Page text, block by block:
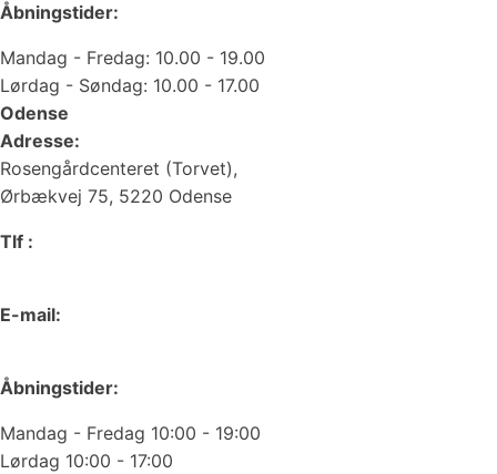
Åbningstider:
Mandag - Fredag: 10.00 - 19.00
Lørdag - Søndag: 10.00 - 17.00
Odense
Adresse:
Rosengårdcenteret (Torvet),
Ørbækvej 75, 5220 Odense
Tlf :
E-mail:
Åbningstider:
Mandag - Fredag 10:00 - 19:00
Lørdag 10:00 - 17:00